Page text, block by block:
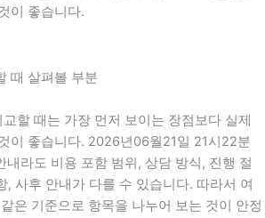
이 좋습니다.
때 살펴볼 부분
할 때는 가장 먼저 보이는 장점보다 실제
이 좋습니다. 2026년06월21일 21시22분
내라도 비용 포함 범위, 상담 방식, 진행 절
, 사후 안내가 다를 수 있습니다. 따라서 여
은 기준으로 항목을 나누어 보는 것이 안정